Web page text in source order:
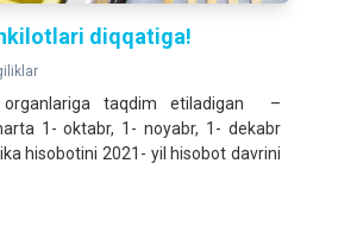
diqqatiga!
taqdim etiladigan –
1- oktabr, 1- noyabr, 1- dekabr
hisobotini 2021- yil hisobot davrini